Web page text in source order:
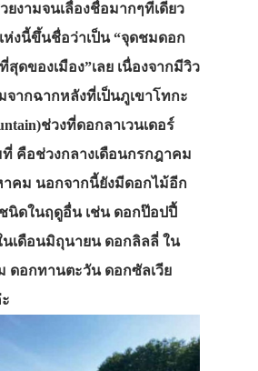
งามจนเลื่องชื่อมากๆทีเดียว
งนี้ขึ้นชื่อว่าเป็น “จุดชมดอก
สุดของเมือง”เลย เนื่องจากมีวิว
จากฉากหลังที่เป็นภูเขาโทกะ
ช่วงที่ดอกลาเวนเดอร์
คือช่วงกลางเดือนกรกฎาคม
าคม นอกจากนี้ยังมีดอกไม้อีก
นิดในฤดูอื่น เช่น ดอกป๊อปปี้
เดือนมิถุนายน ดอกลิลลี่ ใน
ดอกทานตะวัน ดอกซัลเวีย